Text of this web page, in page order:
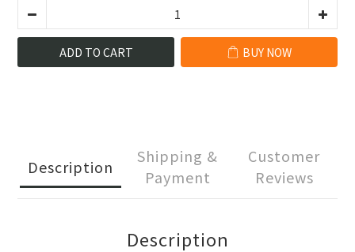
ADD TO CART BUY NOW
Description
Shipping &
Payment
Customer
Reviews
Description